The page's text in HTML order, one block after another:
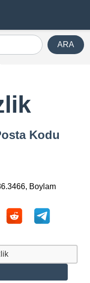
ARA
Kodu
Boylam